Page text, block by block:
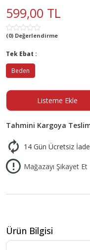
599,00 TL
(0) Değerlendirme
Tek Ebat :
Beden
Listeme Ekle
Tahmini Kargoya
14 Gün Ücretsiz İade
Mağazayı Şikayet Et
Ürün Bilgisi